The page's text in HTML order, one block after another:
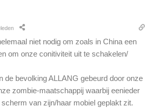
niet nodig om zoals in China een
om onze conitiviteit uit te schakelen/
de bevolking ALLANG gebeurd door onze
zombie-maatschappij waarbij eenieder
van zijn/haar mobiel geplakt zit.